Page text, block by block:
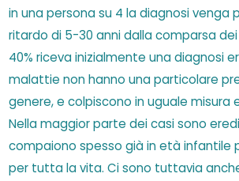
in una persona su 4 la diagnosi venga
ritardo di 5-30 anni dalla comparsa
40% riceva inizialmente una diagnosi
malattie non hanno una particolare
genere, e colpiscono in uguale misura
Nella maggior parte dei casi sono
compaiono spesso già in età infantile
per tutta la vita. Ci sono tuttavia